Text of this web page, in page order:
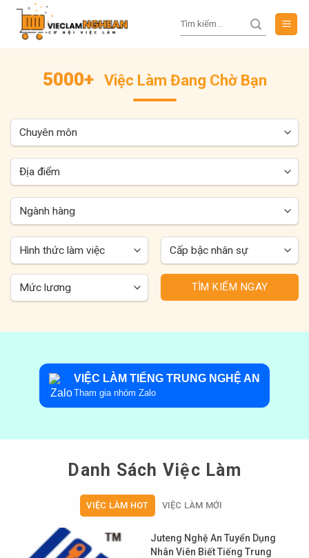
Skip
content
5000+ Việc Làm Đang Chờ Bạn
TÌM KIẾM NGAY
VIỆC LÀM TIẾNG TRUNG NGHỆ AN
Tham gia nhóm Zalo
Danh Sách Việc Làm
VIỆC LÀM HOT VIỆC LÀM MỚI
Juteng Nghệ An Tuyển Dụng
Nhân Viên Biết Tiếng Trung